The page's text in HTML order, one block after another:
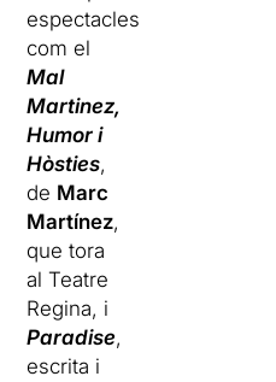
espectacles
com el
Mal
Martinez,
Humor i
Hòsties,
de Marc
Martínez,
que tora
al Teatre
Regina, i
Paradise,
escrita i